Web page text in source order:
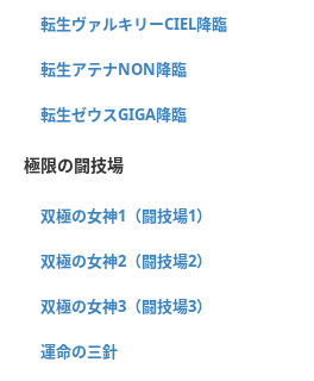
転生ヴァルキリーCIEL降臨
転生アテナNON降臨
転生ゼウスGIGA降臨
極限の闘技場
双極の女神1（闘技場1）
双極の女神2（闘技場2）
双極の女神3（闘技場3）
運命の三針